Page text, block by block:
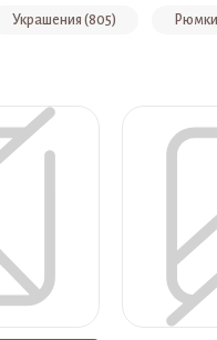
Украшения (805) Рюмки
Серебряный поднос (151)
Наборы на 6 персон (50)
визитницы (37)